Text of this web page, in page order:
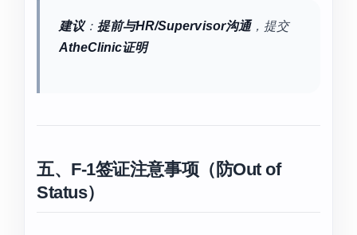
建议： 提前与HR/Supervisor沟通，提交
AtheClinic证明
五、F-1签证注意事项（防Out of
Status）